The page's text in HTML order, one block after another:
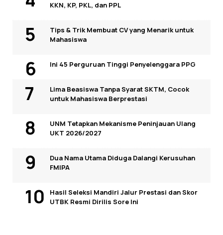
KKN, KP, PKL, dan PPL
Tips & Trik Membuat CV yang Menarik untuk
Mahasiswa
Ini 45 Perguruan Tinggi Penyelenggara PPG
Lima Beasiswa Tanpa Syarat SKTM, Cocok
untuk Mahasiswa Berprestasi
UNM Tetapkan Mekanisme Peninjauan Ulang
UKT 2026/2027
Dua Nama Utama Diduga Dalangi Kerusuhan
FMIPA
Hasil Seleksi Mandiri Jalur Prestasi dan Skor
UTBK Resmi Dirilis Sore Ini